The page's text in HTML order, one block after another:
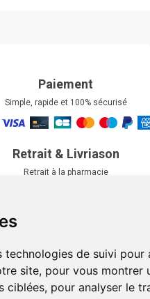
de suivi pour
site, pour vous montrer
ciblées, pour analyser le
Paiement
Simple, rapide et 100% sécurisé
Retrait & Livriason
Retrait à la pharmacie